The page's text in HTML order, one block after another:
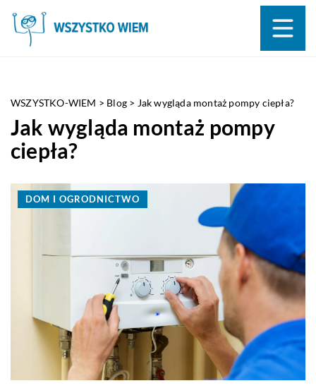
WSZYSTKO-WIEM > Blog > Jak wygląda montaż pompy ciepła?
Jak wygląda montaż pompy
ciepła?
DOM I OGRODNICTWO